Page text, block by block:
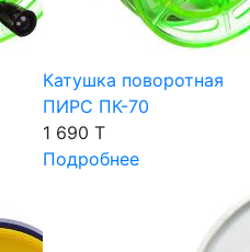
Катушка поворотная
ПИРС ПК-70
1 690 T
Подробнее